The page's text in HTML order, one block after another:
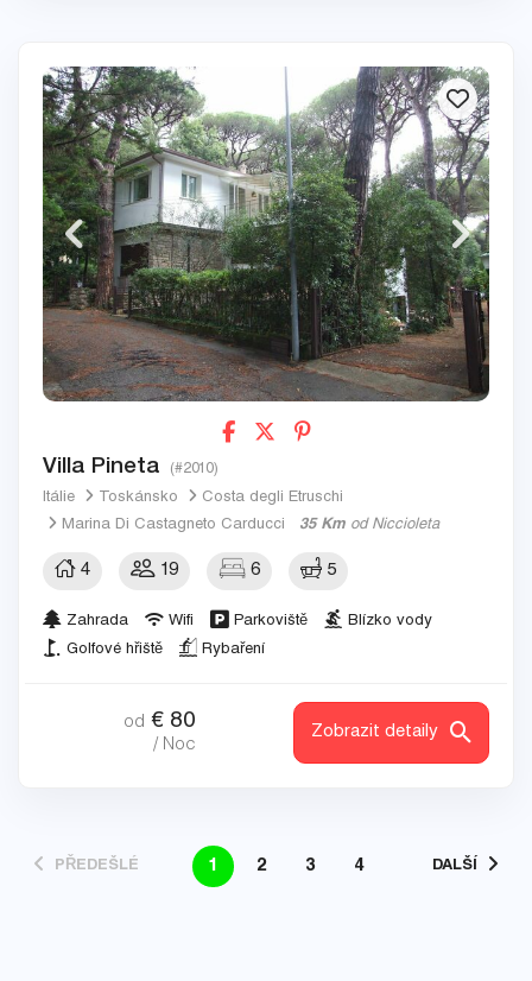
Villa Pineta (#2010)
Itálie Toskánsko
Costa degli Etruschi
Marina Di Castagneto Carducci
35 Km od Niccioleta
4 19 6 5
Zahrada Wifi Parkoviště
Blízko vody
Golfové hřiště
Rybaření
od € 80
/ Noc
Zobrazit detaily
PŘEDEŠLÉ 1 2 3 4 DALŠÍ